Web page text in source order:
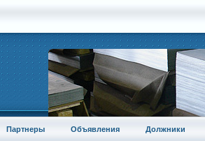
Партнеры Объявления Должники